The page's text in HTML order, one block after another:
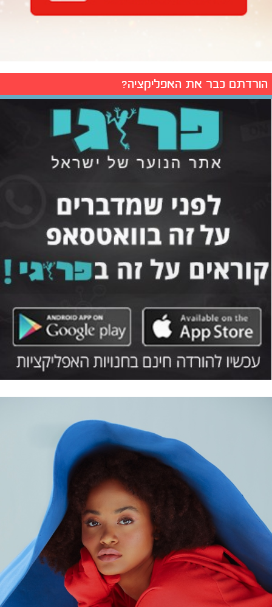
הורדתם כבר את האפליקציה?